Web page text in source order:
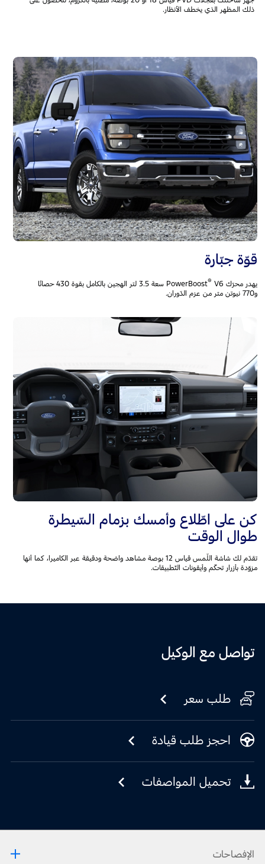
ذلك المظهر الذي يخطف الأنظار.
قوّة جبّارة
يهدر محرّك PowerBoost ®
‎V6 سعة 3.5 لتر الهجين بالكامل بقوة 430 حصانًا
و770 نيوتن متر من عزم الدّوران.
كن على اطّلاع وأمسك بزمام السّيطرة
طوال الوقت
تقدّم لك شاشة اللّمس قياس 12 بوصة مشاهد واضحة ودقيقة عبر الكاميرا، كما أنها
مزوّدة بأزرار تحكّم وأيقونات التّطبيقات.
تواصل مع الوكيل
طلب سعر
احجز طلب قيادة
تحميل المواصفات
الإفصاحات